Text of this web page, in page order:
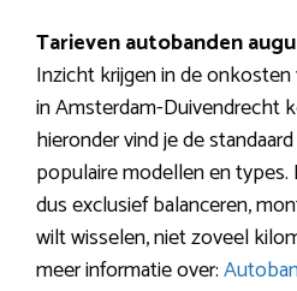
Tarieven autobanden
Inzicht krijgen in de
in Amsterdam-Duivendrecht
hieronder vind je de
populaire modellen en types.
dus exclusief balanceren,
wilt wisselen, niet zoveel
meer informatie over: